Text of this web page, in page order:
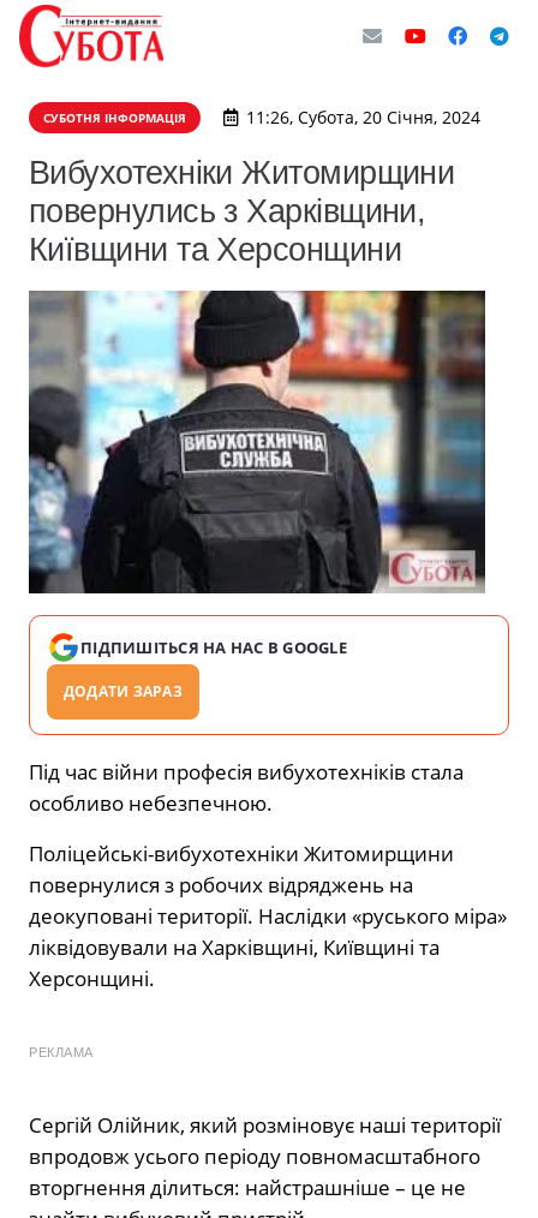
СУБОТНЯ ІНФОРМАЦІЯ 11:26, Субота, 20 Січня, 2024
Вибухотехніки Житомирщини
повернулись з Харківщини,
Київщини та Херсонщини
ПІДПИШІТЬСЯ НА НАС В GOOGLE
ДОДАТИ ЗАРАЗ
Під час війни професія вибухотехніків стала
особливо небезпечною.
Поліцейські-вибухотехніки Житомирщини
повернулися з робочих відряджень на
деокуповані території. Наслідки «руського міра»
ліквідовували на Харківщині, Київщині та
Херсонщині.
РЕКЛАМА
Сергій Олійник, який розміновує наші території
впродовж усього періоду повномасштабного
вторгнення ділиться: найстрашніше – це не